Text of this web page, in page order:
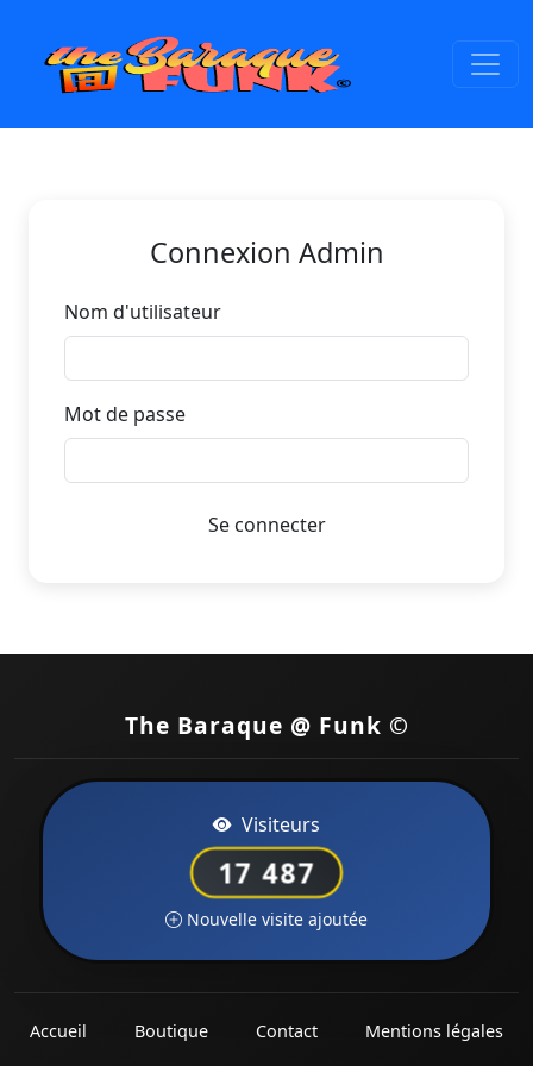
Connexion Admin
Nom d'utilisateur
Mot de passe
Se connecter
The Baraque @ Funk ©
Visiteurs
17 487
Nouvelle visite ajoutée
Accueil Boutique Contact Mentions légales